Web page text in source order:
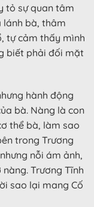
tỏ sự quan tâm
lánh bà, thâm
tự cảm thấy mình
biết phải đối mặt
hành động
bà. Nàng là con
thể bà, làm sao
trong Trương
nỗi ám ảnh,
Trương Tĩnh
sao lại mang Cố